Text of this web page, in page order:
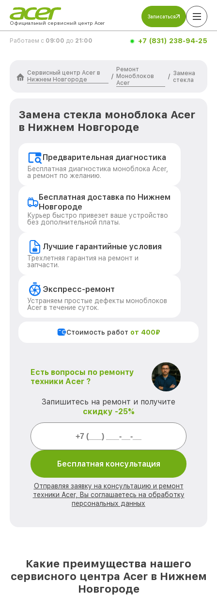
Официальный сервисный центр Acer
Записаться
Работаем с 09:00 до 21:00 +7 (831) 238-94-25
Сервисный центр Acer в
Нижнем Новгороде
/
Ремонт
Моноблоков
Acer
/ Замена
стекла
Замена стекла моноблока Acer
в Нижнем Новгороде
Предварительная диагностика
Бесплатная диагностика моноблока Acer,
а ремонт по желанию.
Бесплатная доставка по Нижнем
Новгороде
Курьер быстро привезет ваше устройство
без дополнительной платы.
Лучшие гарантийные условия
Трехлетняя гарантия на ремонт и
запчасти.
Экспресс-ремонт
Устраняем простые дефекты моноблоков
Acer в течение суток.
Стоимость работ от 400₽
Есть вопросы по ремонту
техники Acer ?
Запишитесь на ремонт и получите
скидку -25%
Бесплатная консультация
Отправляя заявку на консультацию и ремонт
техники Acer, Вы соглашаетесь на обработку
персональных данных
Какие преимущества нашего
сервисного центра Acer в Нижнем
Новгороде